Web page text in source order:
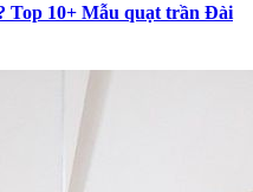
Top 10+ Mẫu quạt trần Đài